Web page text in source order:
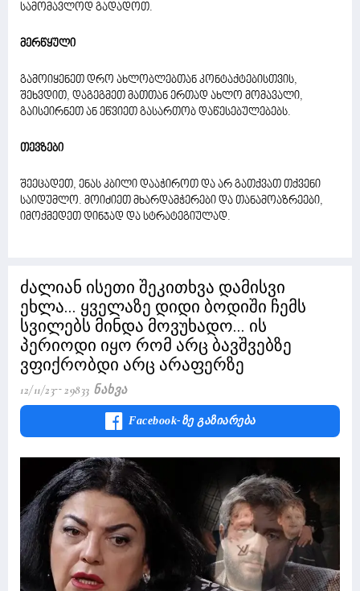
სამომავლოდ გადადოთ.
მერწყული
გამოიყენეთ დრო ახლობლებთან კონტაქტებისთვის,
შეხვდით, დაგეგმეთ მათთან ერთად ახლო მომავალი,
გაისეირნეთ ან ეწვიეთ გასართობ დაწესებულებებს.
თევზები
შეეცადეთ, ენას კბილი დააჭიროთ და არ გათქვათ თქვენი
საიდუმლო. მოიძიეთ მხარდამჭერები და თანამოაზრეები,
იმოქმედეთ დინჯად და სტრატეგიულად.
ძალიან ისეთი შეკითხვა დამისვი
ეხლა... ყველაზე დიდი ბოდიში ჩემს
სვილებს მინდა მოვუხადო... ის
პერიოდი იყო რომ არც ბავშვებზე
ვფიქრობდი არც არაფერზე
12/11/23 29833 Ნახვა
Facebook-Ზე Გაზიარება